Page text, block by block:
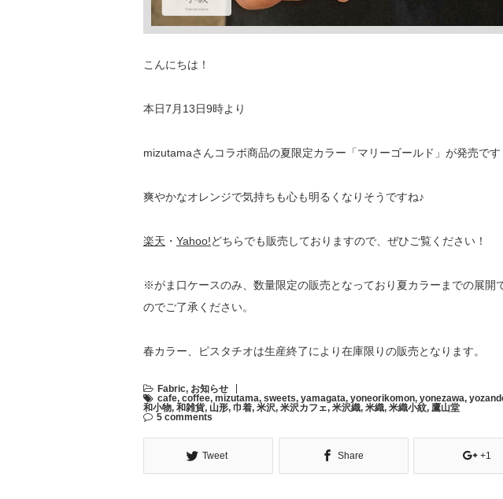
こんにちは！
本日7月13日9時より
mizutamaさんコラボ商品の夏限定カラー「マリーゴールド」が発売です
爽やかなオレンジで気持ちも心も明るくなりそうですね♪
楽天 ・ Yahoo!どちらでも販売しておりますので、ぜひご覧ください！
※がま口ケースのみ、数量限定の販売となっており夏カラーまでの展開
のでご了承ください。
春カラー、ピスタチオは生産終了により在庫限りの販売となります。
Fabric, お知らせ
cafe, coffee, mizutama, sweets, yamagata, yoneorikomon, yonezawa,
和小物, 和雑貨, 山形, 巾着, 米沢, 米沢カフェ, 米沢織, 米織, 米織小紋, 鷹山堂
5 comments
Tweet Share +1